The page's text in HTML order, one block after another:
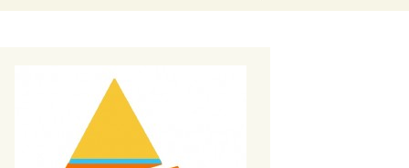
Diaporama Exposition
minéralogique AVG 2016